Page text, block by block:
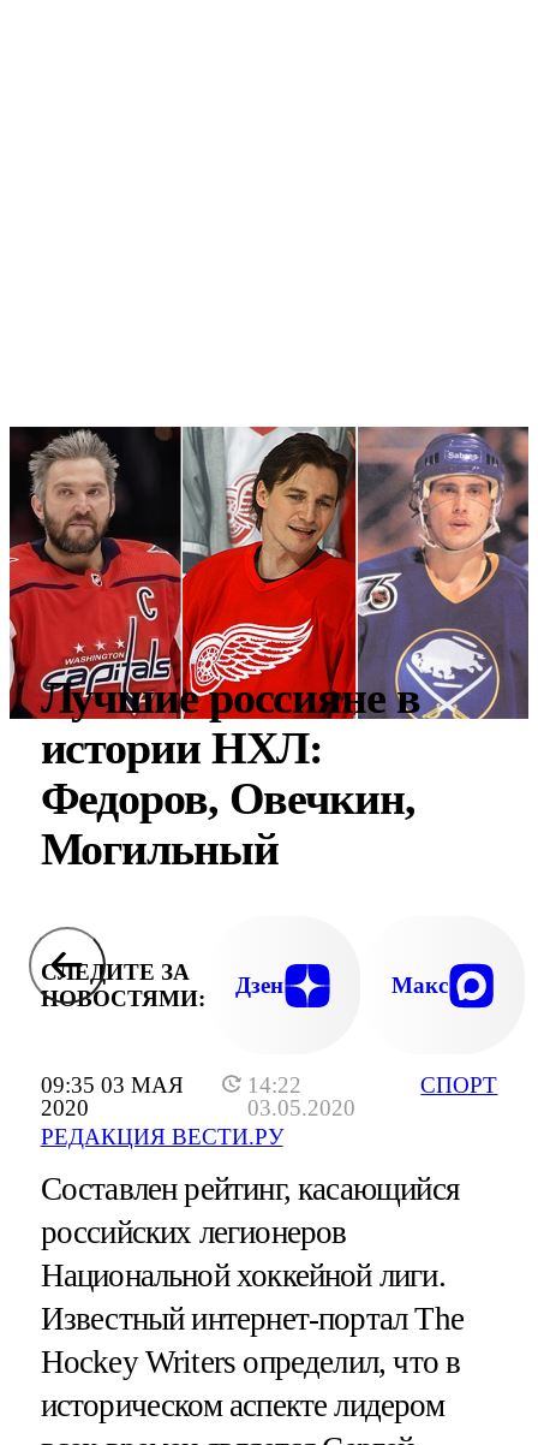
09:35 03 МАЯ
2020
14:22
03.05.2020
РЕДАКЦИЯ ВЕСТИ.РУ
СПОРТ
Лучшие россияне в
истории НХЛ:
Федоров, Овечкин,
Могильный
СЛЕДИТЕ ЗА
НОВОСТЯМИ:
Дзен Макс
Составлен рейтинг, касающийся
российских легионеров
Национальной хоккейной лиги.
Известный интернет-портал The
Hockey Writers определил, что в
историческом аспекте лидером